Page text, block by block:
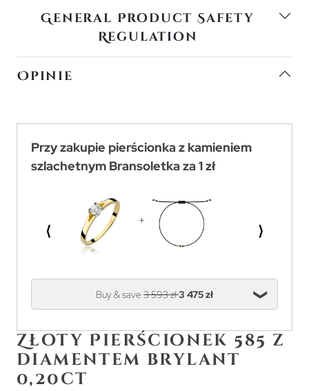
General Product Safety
Regulation
Opinie
Przy zakupie pierścionka z kamieniem
szlachetnym Bransoletka za 1 zł
⟨ ⟩
Buy & save 3 593 zł3 475 zł
Złoty Pierścionek 585 z
diamentem brylant
0,20ct